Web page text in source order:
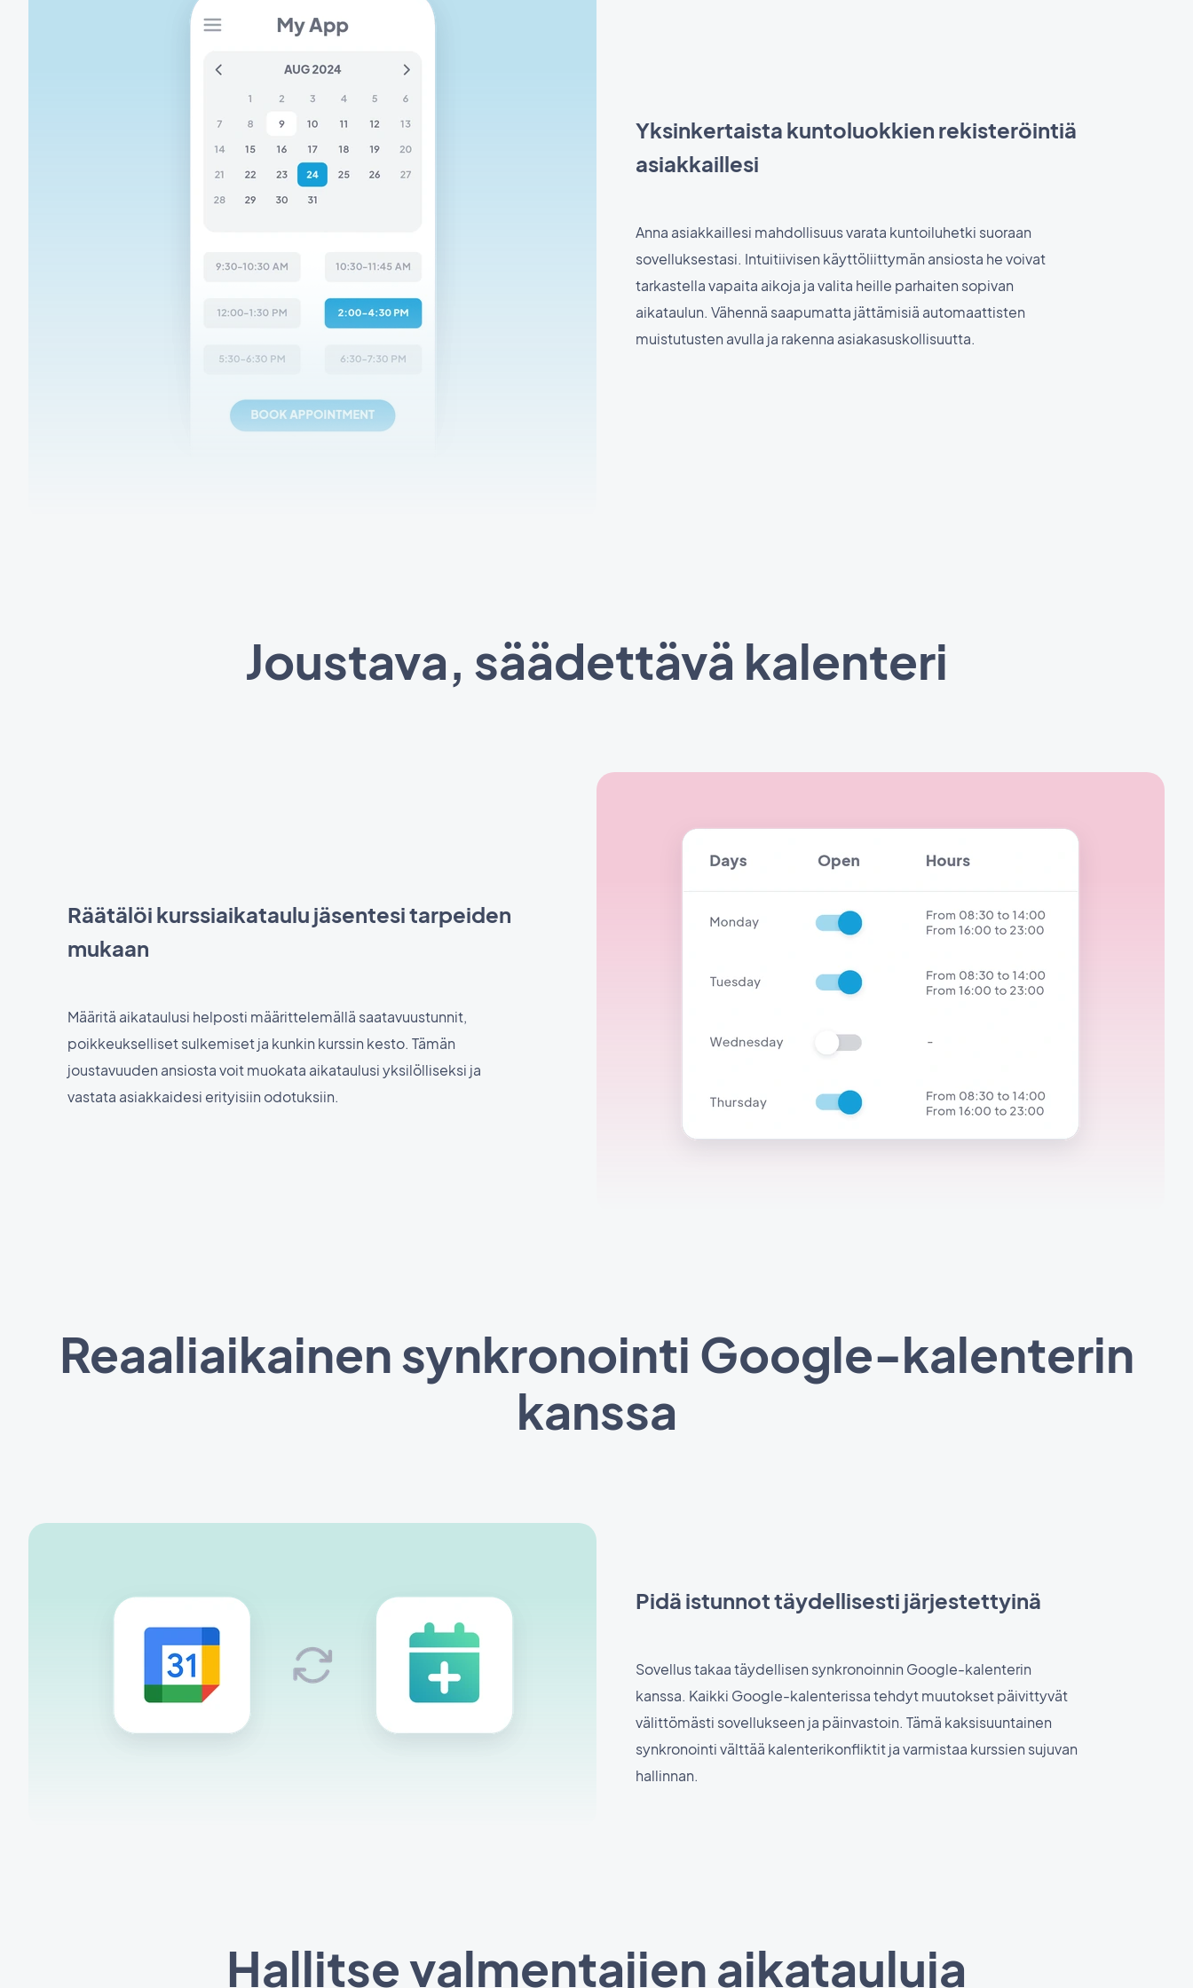
Yksinkertaista kuntoluokkien rekisteröintiä
asiakkaillesi
Anna asiakkaillesi mahdollisuus varata kuntoiluhetki suoraan
sovelluksestasi. Intuitiivisen käyttöliittymän ansiosta he voivat
tarkastella vapaita aikoja ja valita heille parhaiten sopivan
aikataulun. Vähennä saapumatta jättämisiä automaattisten
muistutusten avulla ja rakenna asiakasuskollisuutta.
Joustava, säädettävä kalenteri
Räätälöi kurssiaikataulu jäsentesi tarpeiden
mukaan
Määritä aikataulusi helposti määrittelemällä saatavuustunnit,
poikkeukselliset sulkemiset ja kunkin kurssin kesto. Tämän
joustavuuden ansiosta voit muokata aikataulusi yksilölliseksi ja
vastata asiakkaidesi erityisiin odotuksiin.
Reaaliaikainen synkronointi Google-kalenterin
kanssa
Pidä istunnot täydellisesti järjestettyinä
Sovellus takaa täydellisen synkronoinnin Google-kalenterin
kanssa. Kaikki Google-kalenterissa tehdyt muutokset päivittyvät
välittömästi sovellukseen ja päinvastoin. Tämä kaksisuuntainen
synkronointi välttää kalenterikonfliktit ja varmistaa kurssien sujuvan
hallinnan.
Hallitse valmentajien aikatauluja